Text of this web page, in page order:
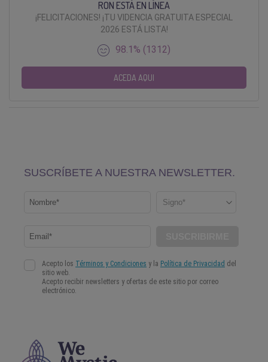
RON ESTÁ EN LÍNEA
¡FELICITACIONES! ¡TU VIDENCIA GRATUITA ESPECIAL
2026 ESTÁ LISTA!
98.1% (1312)
ACEDA AQUI